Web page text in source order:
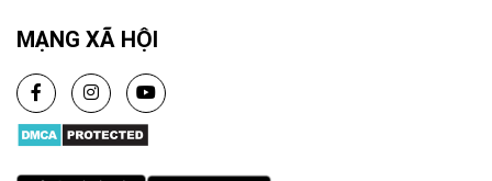
MẠNG XÃ HỘI